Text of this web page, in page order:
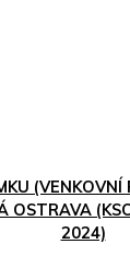
OSTRAVA
2024)